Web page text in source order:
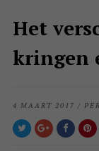
Het
kringen
4 MAART 2017 /